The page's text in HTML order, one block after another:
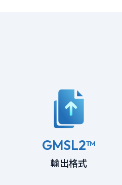
GMSL2™
輸出格式